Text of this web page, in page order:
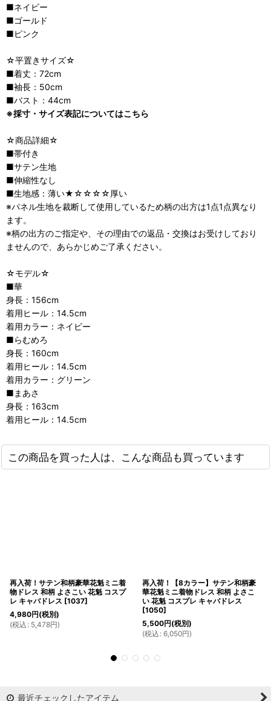
■ネイビー
■ゴールド
■ピンク
☆平置きサイズ☆
■着丈：72cm
■袖長：50cm
■バスト：44cm
※採寸・サイズ表記についてはこちら
☆商品詳細☆
■帯付き
■サテン生地
■伸縮性なし
■生地感：薄い★☆☆☆☆厚い
※パネル生地を裁断して使用しているため柄の出方は1点1点異なり
ます。
※柄の出方のご指定や、その理由での返品・交換はお受けしており
ませんので、あらかじめご了承ください。
☆モデル☆
■華
身長：156cm
着用ヒール：14.5cm
着用カラー：ネイビー
■らむめろ
身長：160cm
着用ヒール：14.5cm
着用カラー：グリーン
■まあさ
身長：163cm
着用ヒール：14.5cm
この商品を買った人は、こんな商品も買っています
再入荷！サテン和柄豪華花魁ミニ着
物ドレス 和柄 よさこい 花魁 コスプ
レ キャバドレス [1037]
4,980円(税別)
(税込 : 5,478円)
再入荷！【8カラー】サテン和柄豪
華花魁ミニ着物ドレス 和柄 よさこ
い 花魁 コスプレ キャバドレス
[1050]
5,500円(税別)
(税込 : 6,050円)
最近チェックしたアイテム